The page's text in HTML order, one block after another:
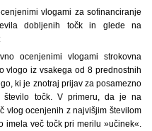
vlogami za sofinanciranje
dobljenih točk in glede na
ocenjenimi vlogami strokovna
vlogo iz vsakega od 8 prednostnih
ki je znotraj prijav za posamezno
število točk. V primeru, da je na
vlog ocenjenih z najvišjim številom
imela več točk pri merilu »učinek«.